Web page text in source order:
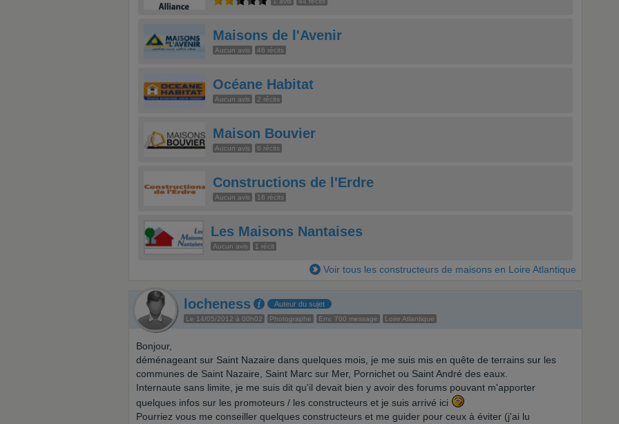
Maisons de l'Avenir
Aucun avis 46 récits
Océane Habitat
Aucun avis 2 récits
Maison Bouvier
Aucun avis 6 récits
Constructions de l'Erdre
Aucun avis 16 récits
Les Maisons Nantaises
Aucun avis 1 récit
Voir tous les constructeurs de maisons en Loire Atlantique
locheness Auteur du sujet
Le 14/05/2012 à 00h02 Photographe Env. 700 message Loire Atlantique
Bonjour,
déménageant sur Saint Nazaire dans quelques mois, je me suis mis en quête de terrains sur les
communes de Saint Nazaire, Saint Marc sur Mer, Pornichet ou Saint André des eaux.
Internaute sans limite, je me suis dit qu'il devait bien y avoir des forums pouvant m'apporter
quelques infos sur les promoteurs / les constructeurs et je suis arrivé ici
Pourriez vous me conseiller quelques constructeurs et me guider pour ceux à éviter (j'ai lu